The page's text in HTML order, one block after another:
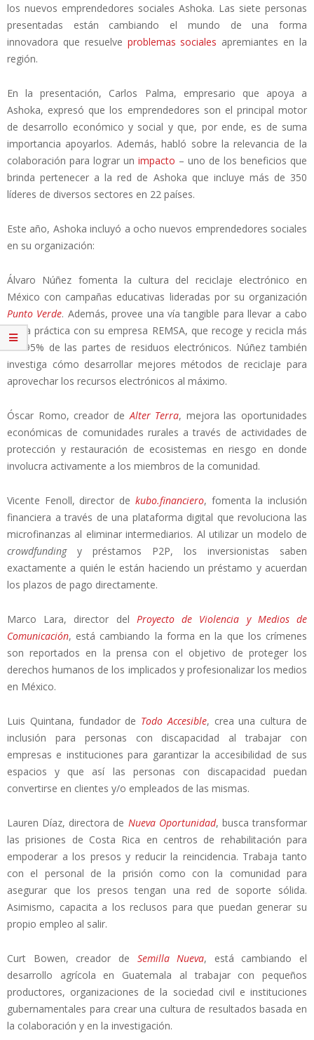
los nuevos emprendedores sociales Ashoka. Las siete personas
presentadas están cambiando el mundo de una forma
innovadora que resuelve problemas sociales apremiantes en la
región.
En la presentación, Carlos Palma, empresario que apoya a
Ashoka, expresó que los emprendedores son el principal motor
de desarrollo económico y social y que, por ende, es de suma
importancia apoyarlos. Además, habló sobre la relevancia de la
colaboración para lograr un impacto – uno de los beneficios que
brinda pertenecer a la red de Ashoka que incluye más de 350
líderes de diversos sectores en 22 países.
Este año, Ashoka incluyó a ocho nuevos emprendedores sociales
en su organización:
Álvaro Núñez fomenta la cultura del reciclaje electrónico en
México con campañas educativas lideradas por su organización
Punto Verde. Además, provee una vía tangible para llevar a cabo
dicha práctica con su empresa REMSA, que recoge y recicla más
del 95% de las partes de residuos electrónicos. Núñez también
investiga cómo desarrollar mejores métodos de reciclaje para
aprovechar los recursos electrónicos al máximo.
Óscar Romo, creador deAlter Terra, mejora las oportunidades
económicas de comunidades rurales a través de actividades de
protección y restauración de ecosistemas en riesgo en donde
involucra activamente a los miembros de la comunidad.
Vicente Fenoll, director de kubo.financiero, fomenta la inclusión
financiera a través de una plataforma digital que revoluciona las
microfinanzas al eliminar intermediarios. Al utilizar un modelo de
crowdfundingy préstamos P2P, los inversionistas saben
exactamente a quién le están haciendo un préstamo y acuerdan
los plazos de pago directamente.
Marco Lara, director del Proyecto de Violencia y Medios de
Comunicación, está cambiando la forma en la que los crímenes
son reportados en la prensa con el objetivo de proteger los
derechos humanos de los implicados y profesionalizar los medios
en México.
Luis Quintana, fundador de Todo Accesible, crea una cultura de
inclusión para personas con discapacidad al trabajar con
empresas e instituciones para garantizar la accesibilidad de sus
espacios y que así las personas con discapacidad puedan
convertirse en clientes y/o empleados de las mismas.
Lauren Díaz, directora de Nueva Oportunidad, busca transformar
las prisiones de Costa Rica en centros de rehabilitación para
empoderar a los presos y reducir la reincidencia. Trabaja tanto
con el personal de la prisión como con la comunidad para
asegurar que los presos tengan una red de soporte sólida.
Asimismo, capacita a los reclusos para que puedan generar su
propio empleo al salir.
Curt Bowen, creador de Semilla Nueva, está cambiando el
desarrollo agrícola en Guatemala al trabajar con pequeños
productores, organizaciones de la sociedad civil e instituciones
gubernamentales para crear una cultura de resultados basada en
la colaboración y en la investigación.